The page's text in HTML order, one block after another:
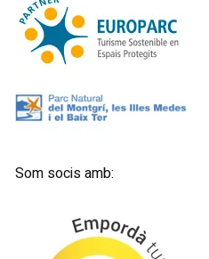
Som socis amb: